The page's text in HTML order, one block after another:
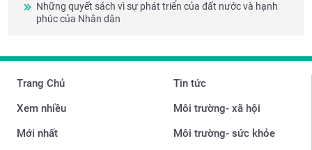
Những quyết sách vì sự phát triển của đất nước và hạnh
phúc của Nhân dân
Trang Chủ
Xem nhiều
Mới nhất
Tin tức
Môi trường- xã hội
Môi trường- sức khỏe